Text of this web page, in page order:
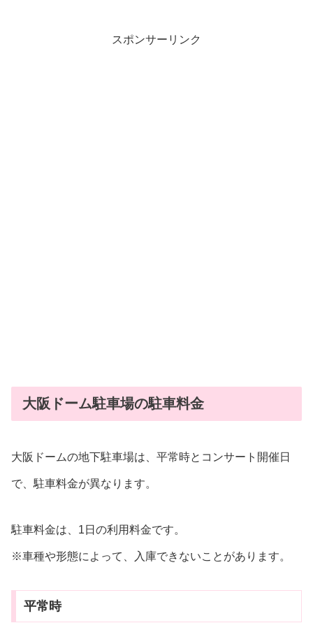
スポンサーリンク
大阪ドーム駐車場の駐車料金
大阪ドームの地下駐車場は、平常時とコンサート開催日
で、駐車料金が異なります。
駐車料金は、1日の利用料金です。
※車種や形態によって、入庫できないことがあります。
平常時